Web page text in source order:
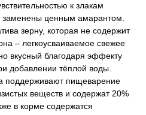
к злакам
заменены ценным амарантом.
зерну, которая не содержит
– легкоусваиваемое свежее
вкусный благодаря эффекту
добавлении тёплой воды.
поддерживают пищеварение
веществ и содержат 20%
в корме содержатся